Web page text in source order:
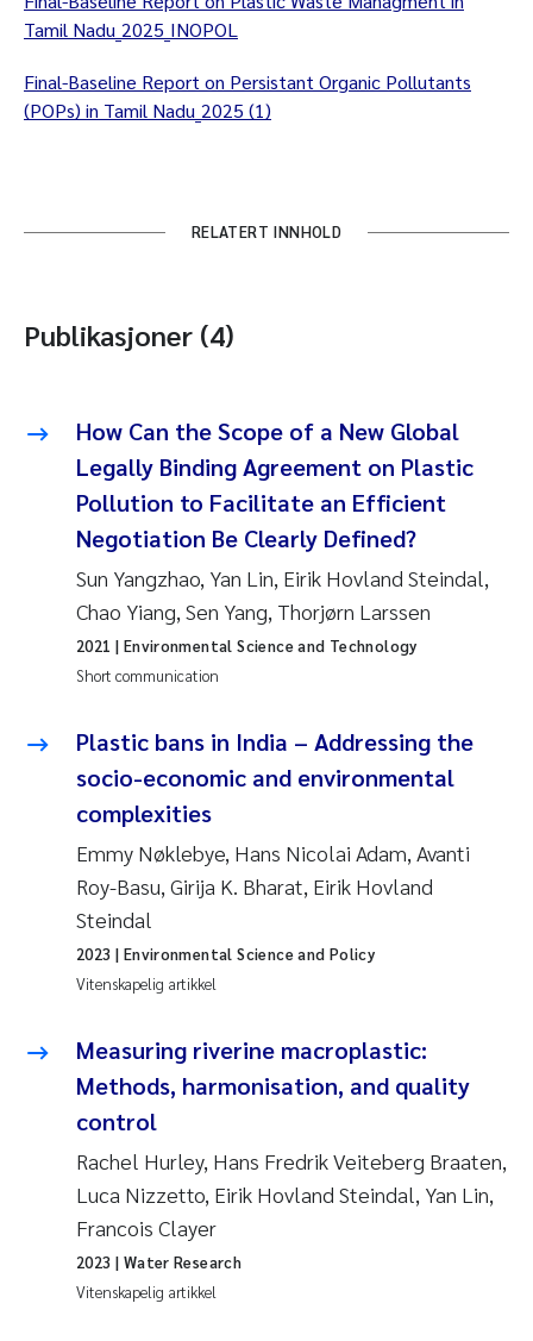
Tamil Nadu_2025_INOPOL
Final-Baseline Report on Persistant Organic Pollutants
(POPs) in Tamil Nadu_2025 (1)
RELATERT INNHOLD
Publikasjoner (4)
How Can the Scope of a New Global
Legally Binding Agreement on Plastic
Pollution to Facilitate an Efficient
Negotiation Be Clearly Defined?
Sun Yangzhao, Yan Lin, Eirik Hovland Steindal,
Chao Yiang, Sen Yang, Thorjørn Larssen
Short communication
2021 | Environmental Science and Technology
Plastic bans in India – Addressing the
socio-economic and environmental
complexities
Emmy Nøklebye, Hans Nicolai Adam, Avanti
Roy-Basu, Girija K. Bharat, Eirik Hovland
Steindal
Vitenskapelig artikkel
2023 | Environmental Science and Policy
Measuring riverine macroplastic:
Methods, harmonisation, and quality
control
Rachel Hurley, Hans Fredrik Veiteberg Braaten,
Luca Nizzetto, Eirik Hovland Steindal, Yan Lin,
Francois Clayer
Vitenskapelig artikkel
2023 | Water Research